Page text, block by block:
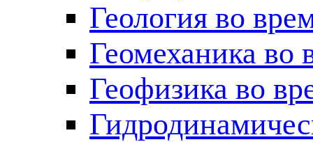
Геология во
Геомеханика во
Геофизика во